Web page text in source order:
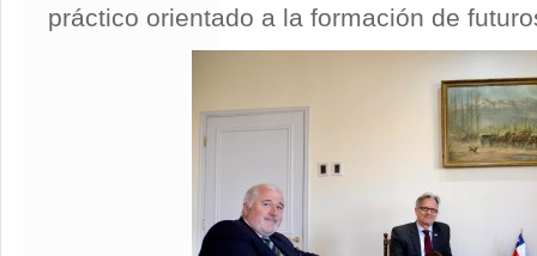
práctico orientado a la formación de